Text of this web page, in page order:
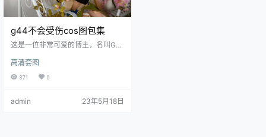
g44不会受伤cos图包集
这是一位非常可爱的博主，名叫G4
十分可爱的妹子，有着30.5万粉丝
量的她是一个闲不住的女生，在个
优美的风景作品，她.
高清套图
871 0
admin 23年5月18日